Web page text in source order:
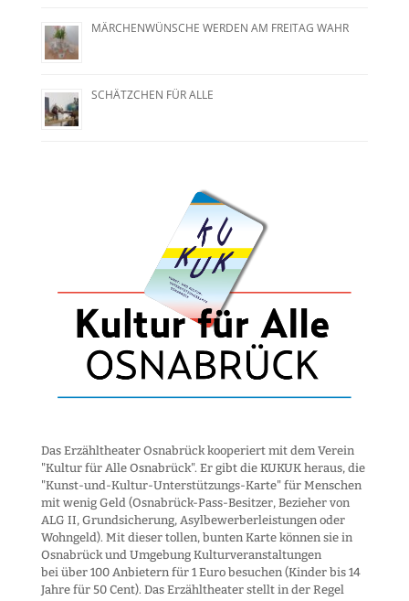
MÄRCHENWÜNSCHE WERDEN AM FREITAG WAHR
SCHÄTZCHEN FÜR ALLE
Das Erzähltheater Osnabrück kooperiert mit dem Verein
"Kultur für Alle Osnabrück". Er gibt die KUKUK heraus, die
"Kunst-und-Kultur-Unter­stützungs-Karte" für Menschen
mit wenig Geld (Osnabrück-Pass-Besitzer, Bezieher von
ALG II, Grund­sicherung, Asyl­bewerber­leistungen oder
Wohngeld). Mit dieser tollen, bunten Karte können sie in
Osnabrück und Umgebung Kultur­veranstaltungen
bei über 100 Anbietern für 1 Euro besuchen (Kinder bis 14
Jahre für 50 Cent). Das Erzähltheater stellt in der Regel